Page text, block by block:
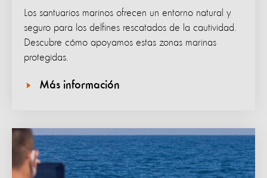
Los santuarios marinos ofrecen un entorno natural y
seguro para los delfines rescatados de la cautividad.
Descubre cómo apoyamos estas zonas marinas
protegidas.
Más información